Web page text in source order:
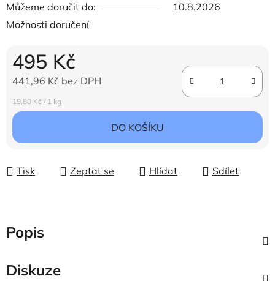
Můžeme doručit do:
10.8.2026
Možnosti doručení
495 Kč
441,96 Kč bez DPH
Měrná cena:
19,80 Kč / 1 kg
DO KOŠÍKU
Tisk Zeptat se Hlídat Sdílet
Popis
Diskuze